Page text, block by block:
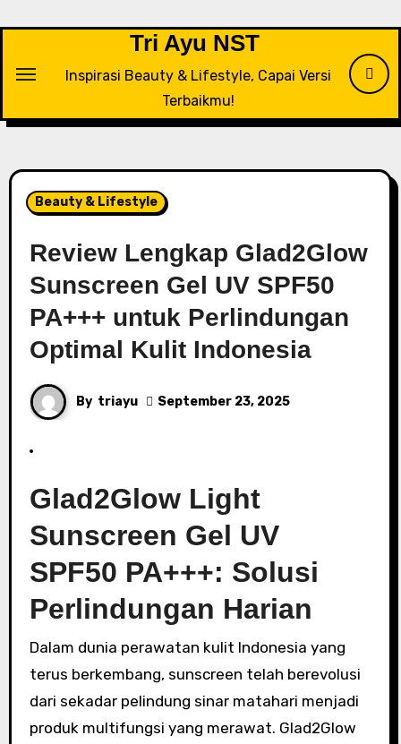
Tri Ayu NST
Inspirasi Beauty & Lifestyle, Capai Versi
Terbaikmu!
Beauty & Lifestyle
Review Lengkap Glad2Glow
Sunscreen Gel UV SPF50
PA+++ untuk Perlindungan
Optimal Kulit Indonesia
By triayu September 23, 2025
Glad2Glow Light
Sunscreen Gel UV
SPF50 PA+++: Solusi
Perlindungan Harian
Dalam dunia perawatan kulit Indonesia yang
terus berkembang, sunscreen telah berevolusi
dari sekadar pelindung sinar matahari menjadi
produk multifungsi yang merawat. Glad2Glow